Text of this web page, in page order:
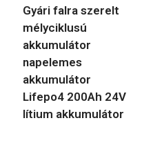
Gyári falra szerelt
mélyciklusú
akkumulátor
napelemes
akkumulátor
Lifepo4 200Ah 24V
lítium akkumulátor